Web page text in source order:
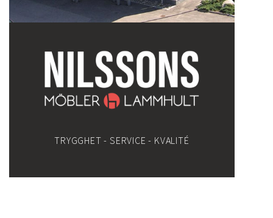
TRYGGHET - SERVICE - KVALITÉ